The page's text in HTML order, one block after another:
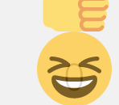
0
Дикий
смех!